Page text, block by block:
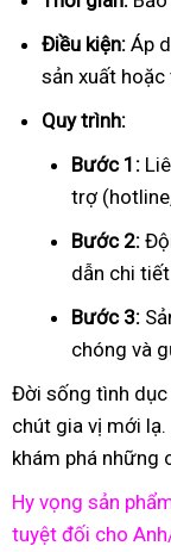
Điều kiện: Áp
sản xuất
Quy trình:
Bước 1:
trợ
Bước 2:
dẫn chi
Bước 3:
chóng và
Đời sống tình dục
chút gia vị mới
khám phá những
Hy vọng sản
tuyệt đối cho